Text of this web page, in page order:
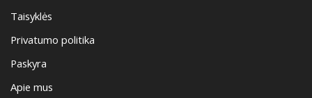
Taisyklės
Privatumo politika
Paskyra
Apie mus